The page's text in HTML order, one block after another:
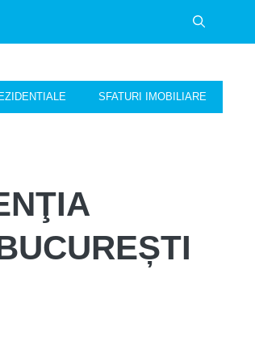
SFATURI IMOBILIARE